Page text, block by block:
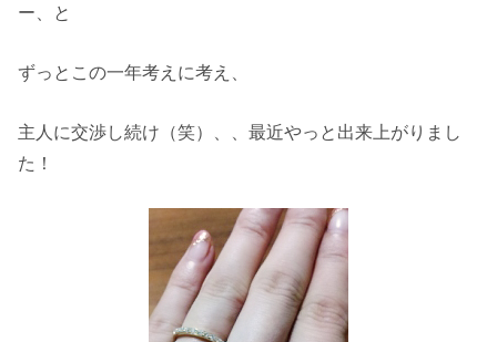
ー、と
ずっとこの一年考えに考え、
主人に交渉し続け（笑）、、最近やっと出来上がりまし
た！